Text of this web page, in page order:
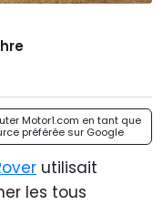
Motor1.com en tant que
préférée sur Google
utilisait
les tous